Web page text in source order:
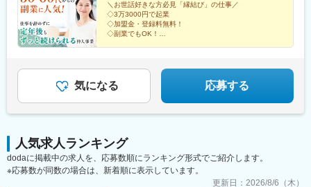
業・自己資金：0円・年間所得額：1056万円◆東京都 40代・女
性・2017年4月開業・自己資金：3万円・年間所得額：984万円◆
福島県 50代・男性・2014年6月開業・自己資金：5.0万円・年間
所得額768万円【契約時に必要な費用】■加盟金：0円■仲人登録
＼お世話好きな方必見「縁結び」の仕事／
◇3万3000円で起業
◇加盟金・登録料無料！
◇副業でもOK！
◇年商3000万円も可能！
◇場所・時間の制限なし
気になる 応募する
人気求人ランキング
dodaに掲載中の求人を、応募数順にランキング形式でご紹介します。
※応募数が同数の場合は、新着順に表示しています。
更新日： 2026/8/6（木）